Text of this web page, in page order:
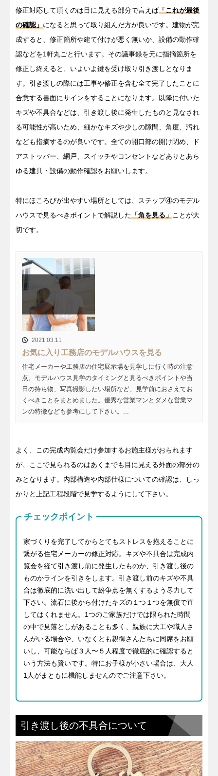
修正対応して頂くのは目に見える部分で言えば「これが最後
の確認」 になると思って取り組んだ方が良いです。建物が完
成すると、修正箇所や建て付けが悪く無いか、設備の動作確
認などを1軒丸ごと行います。その議事録を元に指摘箇所を
修正し終えると、いよいよ鍵を受け取り引き渡しとなりま
す。引き渡しの際には工事や修正を含む全て完了したことに
合意する書面にサインをすることになります。以降に付いた
キズや不具合などは、引き渡し後に発生したものと見なされ
る可能性が高いため、細かなキズや少しの隙間、角度、汚れ
なども指摘するのが良いです。全ての開口部の開け閉め、ド
アストッパー、網戸、スイッチやコンセントなどありとあら
ゆる建具・設備の動作確認をお願いします。
特にほころびが出やすい場所としては、ステップ④のモデル
ハウスで見るべきポイントで解説した 「角を見る」 ことが大
切です。
2021.03.11
お気に入り工務店のモデルハウスを見る
住宅メーカーや工務店の住宅展示場を見学しに行く時の注意
点。モデルハウス見学のタイミングと見るべきポイントや当
日の持ち物、写真撮影したい場所など、見学前におさえてお
くべきことをまとめました。優秀な営業マンとダメな営業マ
ンの特徴なども参考にして下さい。...
よく、この完成内覧会だけ参加するお施主様がおられます
が、ここで見られるのはあくまでも目に見える外面の部分の
みとなります。内部構造や内部仕様についての確認は、しっ
かりと上記工程段階で見学するようにして下さい。
チェックポイント
家づくりを完了してからとてもストレスを抱えることに
繋がる住宅メーカーの修正対応。キズや不具合は完成内
覧会を経て引き渡し前に発生したものか、引き渡し後の
ものかラインを引きをします。引き渡し前のキズや不具
合は徹底的に洗い出して紛争点を無くするよう尽力して
下さい。流石に後から付けたキズの１つ１つを無償で直
してはくれません。1つのご家族だけでは限られた時間
の中で見落としがあることも多く、親族に大工や職人さ
んがいる場合や、いなくとも親御さんたちに同席をお願
いし、可能ならば３人〜５人程度で徹底的に確認すると
いう方法も賢いです。特にお子様が小さい場合は、大人
1人がまともに機能しませんのでご注意下さい。
引き渡し後の不具合について